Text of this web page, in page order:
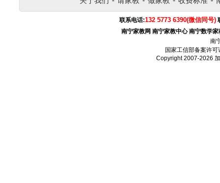
联系电话:132 5773 6390(微信同号)
南宁家教网 南宁家教中心 南宁数学家
南
国家工信部备案许可
Copyright 2007-2026